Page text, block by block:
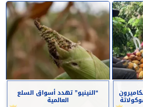
“النينيو” تهدد أسواق السلع
العالمية